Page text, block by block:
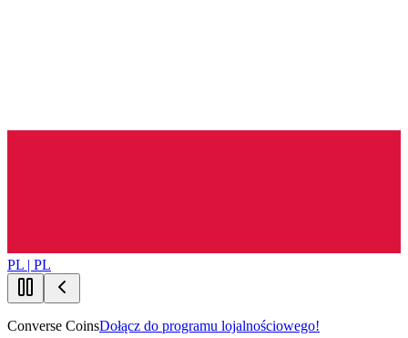
PL | PL
Converse CoinsDołącz do programu lojalnościowego!